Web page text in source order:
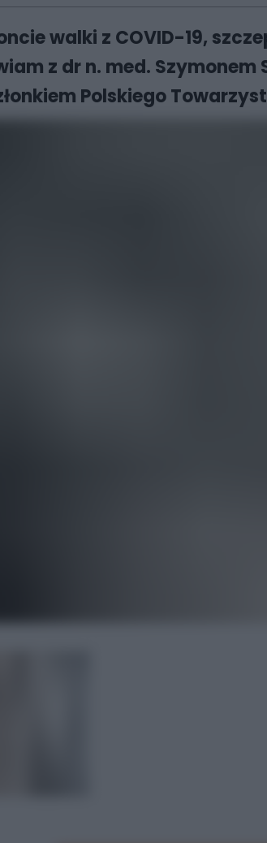
walki z COVID-19,
z dr n. med.
Polskiego